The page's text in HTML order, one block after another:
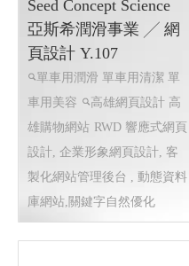
我愛中華筆莊 ╱ 高雄
網頁設計 鳳山網頁設
計 Y.108
我愛中華筆莊 毛筆,畫筆,墨
條墨汁,書法用品,書法範本,手
抄經文,硯台
高雄網頁設計
高雄程式設計 客製化網站管
理後台 , 企業形象網頁設計,